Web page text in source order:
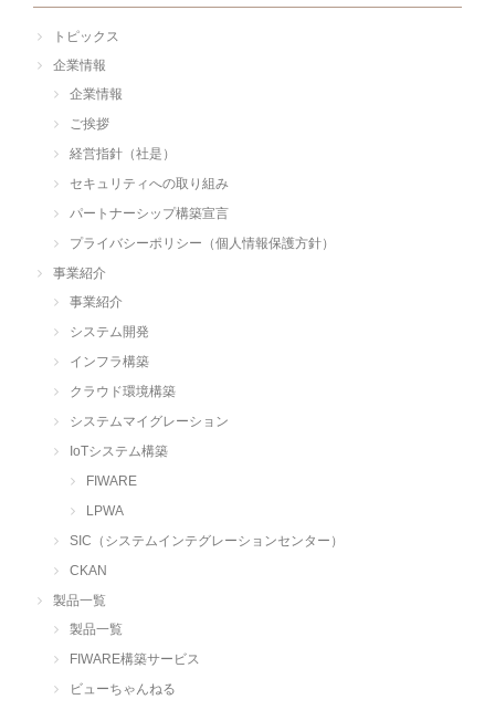
トピックス
企業情報
企業情報
ご挨拶
経営指針（社是）
セキュリティへの取り組み
パートナーシップ構築宣言
プライバシーポリシー（個人情報保護方針）
事業紹介
事業紹介
システム開発
インフラ構築
クラウド環境構築
システムマイグレーション
IoTシステム構築
FIWARE
LPWA
SIC（システムインテグレーションセンター）
CKAN
製品一覧
製品一覧
FIWARE構築サービス
ビューちゃんねる